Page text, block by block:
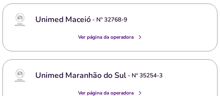
Unimed Maceió- Nº32768-9
Ver página da operadora
Unimed Maranhão do Sul- Nº35254-3
Ver página da operadora